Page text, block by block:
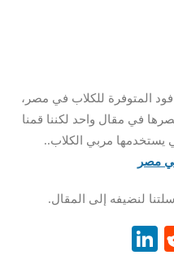
المتوفرة للكلاب في مصر،
في مقال واحد لكننا قمنا
يستخدمها مربي الكلاب..
لنضيفه إلى المقال.
Reddit